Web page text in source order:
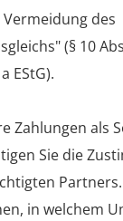
des
(§ 10
EStG).
Zahlungen als
Sie die
in welchem